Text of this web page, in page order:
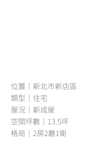
位置｜新北市新店區
類型｜住宅
屋況｜新成屋
空間坪數｜13.5坪
格局｜2房2廳1衛